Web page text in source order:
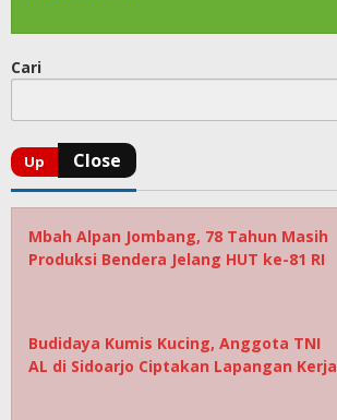
Cari
Mbah Alpan Jombang, 78 Tahun Masih
Produksi Bendera Jelang HUT ke-81 RI
Budidaya Kumis Kucing, Anggota TNI
AL di Sidoarjo Ciptakan Lapangan Kerja